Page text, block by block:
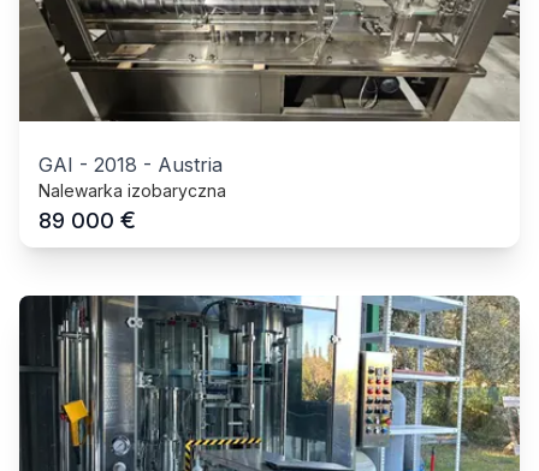
GAI - 2018 - Austria
Nalewarka izobaryczna
89 000 €